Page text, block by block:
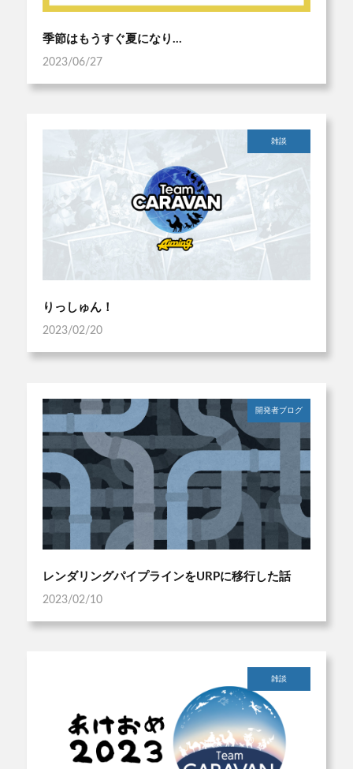
季節はもうすぐ夏になり…
2023/06/27
雑談
りっしゅん！
2023/02/20
開発者ブログ
レンダリングパイプラインをURPに移行した話
2023/02/10
雑談